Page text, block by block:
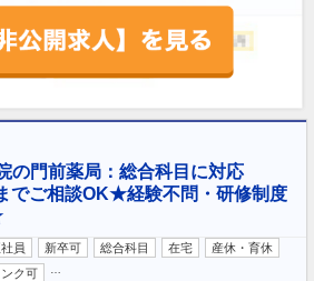
の門前薬局：総合科目に対応
でご相談OK★経験不問・研修制度
員 新卒可 総合科目 在宅
産休・育休
ク可